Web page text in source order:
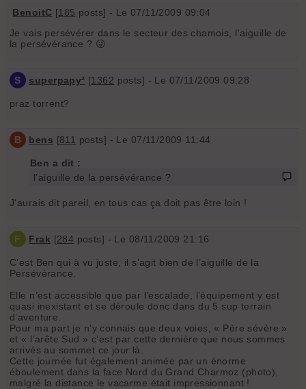
BenoitC [185 posts] - Le 07/11/2009 09:04
Je vais persévérer dans le secteur des chamois, l'aiguille de
la persévérance ? 😜
S superpapy² [1362 posts] - Le 07/11/2009 09:28
praz torrent?
B bens [811 posts] - Le 07/11/2009 11:44
Ben a dit :
l'aiguille de la persévérance ?
J'aurais dit pareil, en tous cas ça doit pas être loin !
F Frak [284 posts] - Le 08/11/2009 21:16
C’est Ben qui à vu juste, il s’agit bien de l’aiguille de la
Persévérance.
Elle n’est accessible que par l’escalade, l’équipement y est
quasi inexistant et se déroule donc dans du 5 sup terrain
d’aventure.
Pour ma part je n’y connais que deux voies, « Père sévère »
et « l’arête Sud » c’est par cette dernière que nous sommes
arrivés au sommet ce jour là.
Cette journée fut également animée par un énorme
éboulement dans la face Nord du Grand Charmoz (photo),
malgré la distance le vacarme était impressionnant !